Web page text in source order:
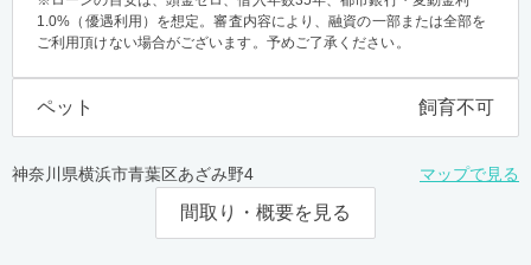
1.0%（優遇利用）を想定。審査内容により、融資の一部または全部を
ご利用頂けない場合がございます。予めご了承ください。
ペット 飼育不可
神奈川県横浜市青葉区あざみ野4 マップで見る
間取り・概要を見る